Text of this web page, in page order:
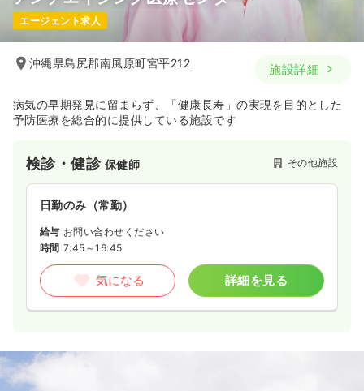
給与 時給1,280
時間 7:00～13:00
日祝休み
担当業務未経験可 時給1,200円以上可
気になる 詳細を見る
エージェント求人
沖縄県島尻郡南風原町宮平212 施設詳細
病気の早期発見に留まらず、「健康長寿」の実現を目的とした
予防医療を総合的に提供している施設です
検診・健診 保健師 その他施設
日勤のみ（常勤）
給与 お問い合わせください
時間 7:45～16:45
気になる 詳細を見る